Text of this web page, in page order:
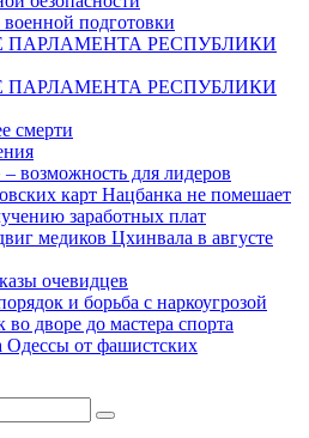
подготовки
РЕСПУБЛИКИ
РЕСПУБЛИКИ
смерти
возможность для лидеров
карт Нацбанка не помешает
заработных плат
медиков Цхинвала в августе
очевидцев
и борьба с наркоугрозой
дворе до мастера спорта
Одессы от фашистских